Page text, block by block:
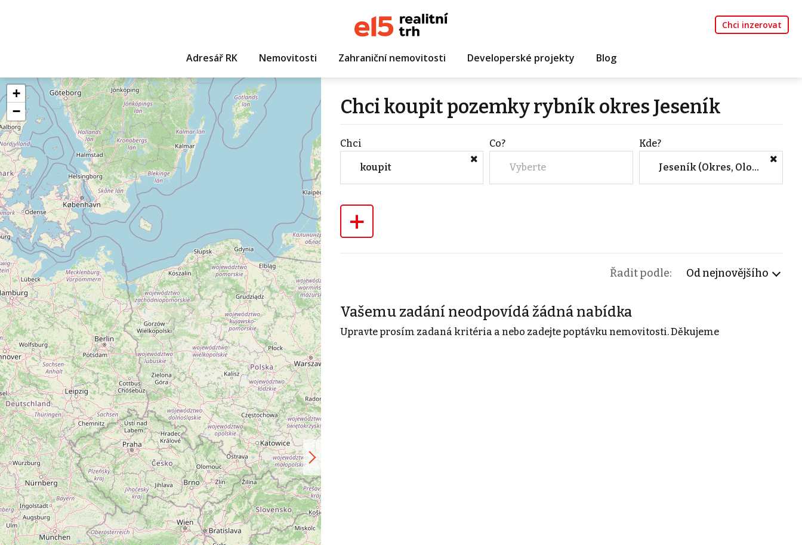
Chci inzerovat
Adresář RK Nemovitosti Zahraniční nemovitosti Developerské projekty Blog
+
−
Chci koupit pozemky rybník okres Jeseník
Chci
koupit
Co?
Vyberte
Kde?
Jeseník (Okres, Olomoucký kraj)
+
Řadit podle: Od nejnovějšího
Vašemu zadání neodpovídá žádná nabídka
Upravte prosím zadaná kritéria a nebo zadejte poptávku nemovitosti. Děkujeme